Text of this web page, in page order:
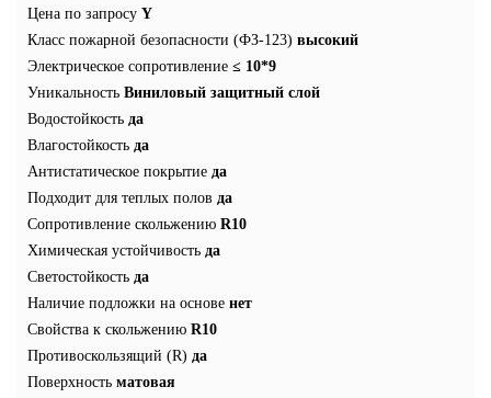
Цена по запросу Y
Класс пожарной безопасности (ФЗ-123) высокий
Электрическое сопротивление ≤ 10*9
Уникальность Виниловый защитный слой
Водостойкость да
Влагостойкость да
Антистатическое покрытие да
Подходит для теплых полов да
Сопротивление скольжению R10
Химическая устойчивость да
Светостойкость да
Наличие подложки на основе нет
Свойства к скольжению R10
Противоскользящий (R) да
Поверхность матовая